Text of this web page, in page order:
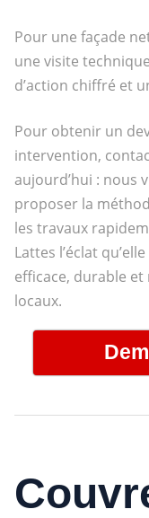
Pour une façade
une visite
d’action chiffré et
Pour obtenir un
intervention,
aujourd’hui : nous
proposer la
les travaux
Lattes l’éclat
efficace, durable
locaux.